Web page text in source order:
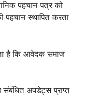
पहचान पत्र को
स्थापित करता
है कि आवेदक समाज
अपडेट्स प्राप्त